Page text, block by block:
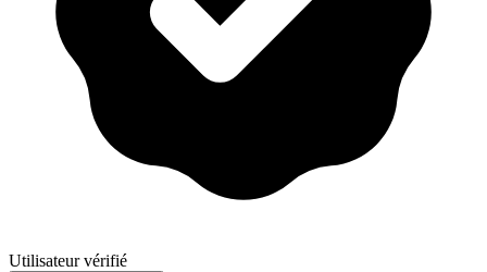
Utilisateur vérifié